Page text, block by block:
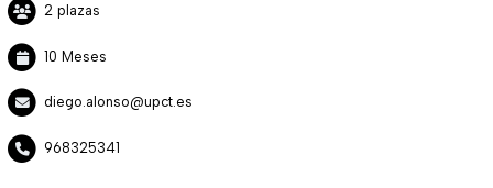
2 plazas
10 Meses
diego.alonso@upct.es
968325341